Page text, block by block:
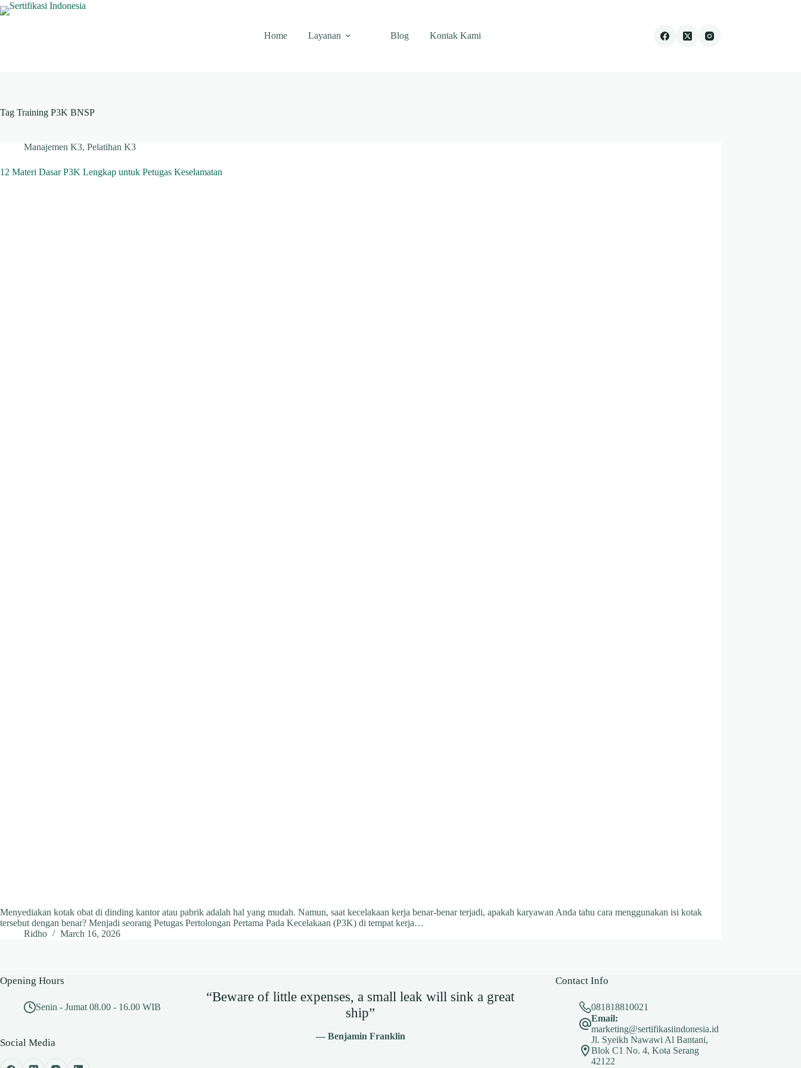
Skip
to
Home
Layanan Blog Kontak Kami
Tag Training P3K BNSP
Manajemen K3, Pelatihan K3
12 Materi Dasar P3K Lengkap untuk Petugas Keselamatan
Menyediakan kotak obat di dinding kantor atau pabrik adalah hal yang mudah. Namun, saat kecelakaan kerja benar-benar terjadi, apakah karyawan Anda tahu cara menggunakan isi kotak
tersebut dengan benar? Menjadi seorang Petugas Pertolongan Pertama Pada Kecelakaan (P3K) di tempat kerja…
Ridho
March 16, 2026
Opening Hours
Senin - Jumat 08.00 - 16.00 WIB
Social Media
“Beware of little expenses, a small leak will sink a great
ship”
— Benjamin Franklin
Contact Info
081818810021
Email:
marketing@sertifikasiindonesia.id
Jl. Syeikh Nawawi Al Bantani,
Blok C1 No. 4, Kota Serang
42122